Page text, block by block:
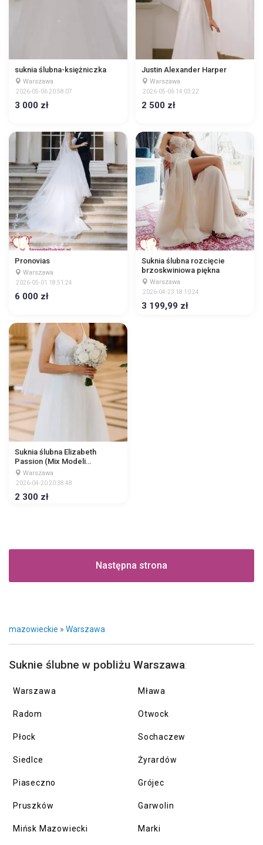
suknia ślubna-księżniczka
Warszawa
2026-05-06 20:58:07
3 000 zł
Justin Alexander Harper
Warszawa
2026-05-06 14:03:22
2 500 zł
Pronovias
Warszawa
2026-05-01 18:51:24
6 000 zł
Suknia ślubna rozcięcie
brzoskwiniowa piękna
Warszawa
2026-04-23 18:10:24
3 199,99 zł
Suknia ślubna Elizabeth
Passion (Mix Modeli
5640/5639) | Rozmiar 36/38 |
Warszawa
Warszawa
2026-04-20 20:38:48
2 300 zł
Następna strona
mazowieckie » Warszawa
Suknie ślubne w pobliżu Warszawa:
Warszawa
Radom
Płock
Siedlce
Piaseczno
Pruszków
Mińsk Mazowiecki
Mława
Otwock
Sochaczew
Żyrardów
Grójec
Garwolin
Marki